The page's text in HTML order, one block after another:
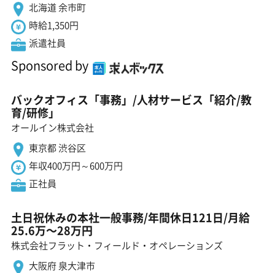
北海道 余市町
時給1,350円
派遣社員
Sponsored by
バックオフィス「事務」/人材サービス「紹介/教
育/研修」
オールイン株式会社
東京都 渋谷区
年収400万円～600万円
正社員
土日祝休みの本社一般事務/年間休日121日/月給
25.6万〜28万円
株式会社フラット・フィールド・オペレーションズ
大阪府 泉大津市